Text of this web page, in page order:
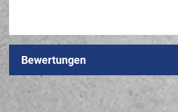
Bewertungen